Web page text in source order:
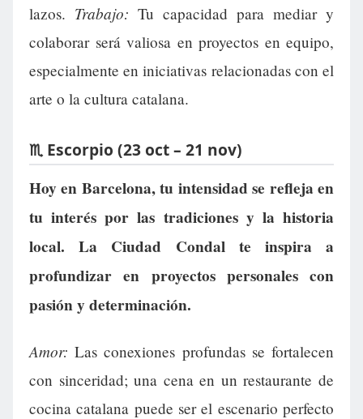
lazos. Trabajo: Tu capacidad para mediar y
colaborar será valiosa en proyectos en equipo,
especialmente en iniciativas relacionadas con el
arte o la cultura catalana.
♏ Escorpio (23 oct – 21 nov)
Hoy en Barcelona, tu intensidad se refleja en
tu interés por las tradiciones y la historia
local. La Ciudad Condal te inspira a
profundizar en proyectos personales con
pasión y determinación.
Amor: Las conexiones profundas se fortalecen
con sinceridad; una cena en un restaurante de
cocina catalana puede ser el escenario perfecto